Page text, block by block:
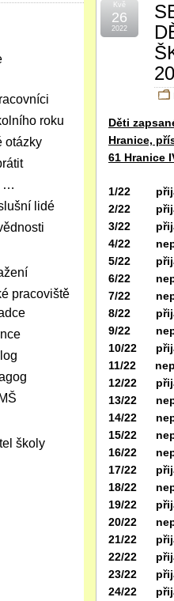
Kvě
26
2022
Děti
Hranice,
61 Hranice
1/22
2/22
3/22
4/22
5/22
6/22
7/22
8/22
9/22
10/22
11/22
12/22
13/22
14/22
15/22
16/22
17/22
18/22
19/22
20/22
21/22
22/22
23/22
24/22
roku
otázky
…
lidé
pracoviště
školy